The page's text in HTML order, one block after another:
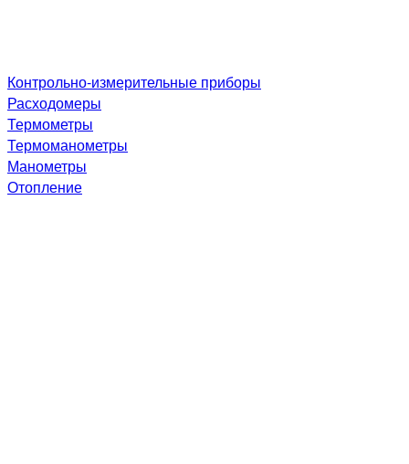
Контрольно-измерительные приборы
Расходомеры
Термометры
Термоманометры
Манометры
Отопление